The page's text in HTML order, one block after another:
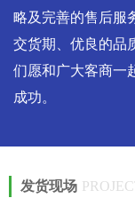
略及完善的售后服
交货期、优良的品
们愿和广大客商一
成功。
发货现场